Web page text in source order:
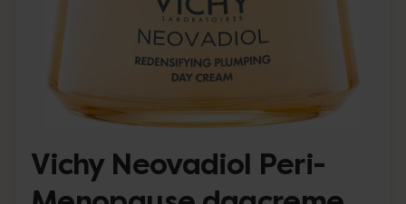
Vichy Neovadiol Peri-